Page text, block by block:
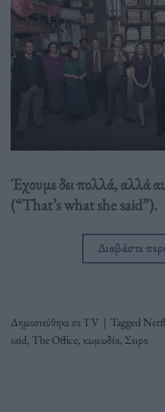
Έχουμε δει πολλά, αλλά
(“That’s what she said”).
Διαβάστε
Δημοσιεύθηκε σεTV | Tagged
said, The Office,κωμωδία, Σειρα